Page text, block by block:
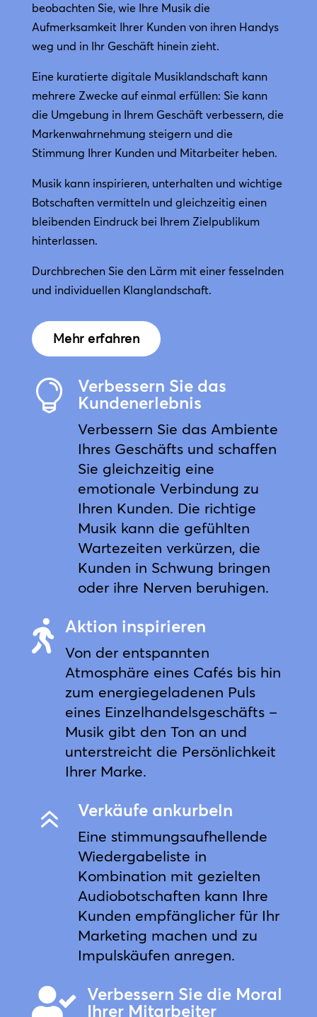
beobachten Sie, wie Ihre Musik die
Aufmerksamkeit Ihrer Kunden von ihren Handys
weg und in Ihr Geschäft hinein zieht.
Eine kuratierte digitale Musiklandschaft kann
mehrere Zwecke auf einmal erfüllen: Sie kann
die Umgebung in Ihrem Geschäft verbessern, die
Markenwahrnehmung steigern und die
Stimmung Ihrer Kunden und Mitarbeiter heben.
Musik kann inspirieren, unterhalten und wichtige
Botschaften vermitteln und gleichzeitig einen
bleibenden Eindruck bei Ihrem Zielpublikum
hinterlassen.
Durchbrechen Sie den Lärm mit einer fesselnden
und individuellen Klanglandschaft.
Mehr erfahren

Verbessern Sie das
Kundenerlebnis
Verbessern Sie das Ambiente
Ihres Geschäfts und schaffen
Sie gleichzeitig eine
emotionale Verbindung zu
Ihren Kunden. Die richtige
Musik kann die gefühlten
Wartezeiten verkürzen, die
Kunden in Schwung bringen
oder ihre Nerven beruhigen.
 Aktion inspirieren
Von der entspannten
Atmosphäre eines Cafés bis hin
zum energiegeladenen Puls
eines Einzelhandelsgeschäfts –
Musik gibt den Ton an und
unterstreicht die Persönlichkeit
Ihrer Marke.
6 Verkäufe ankurbeln
Eine stimmungsaufhellende
Wiedergabeliste in
Kombination mit gezielten
Audiobotschaften kann Ihre
Kunden empfänglicher für Ihr
Marketing machen und zu
Impulskäufen anregen.
 Verbessern Sie die Moral
Ihrer Mitarbeiter